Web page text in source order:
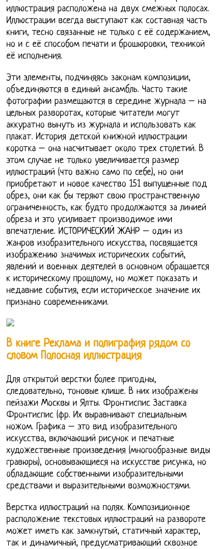
иллюстрация расположена на двух смежных полосах.
Иллюстрации всегда выступают как составная часть
книги, тесно связанные не только с её содержанием,
но и с её способом печати и брошюровки, техникой
её исполнения.
Эти элементы, подчиняясь законам композиции,
объединяются в единый ансамбль. Часто такие
фотографии размещаются в середине журнала – на
цельных разворотах, которые читатели могут
аккуратно вынуть из журнала и использовать как
плакат. История детской книжной иллюстрации
коротка – она насчитывает около трех столетий. В
этом случае не только увеличивается размер
иллюстраций (что важно само по себе), но они
приобретают и новое качество 151 выпущенные под
обрез, они как бы теряют свою пространственную
ограниченность, как будто продолжаются за линией
обреза и это усиливает производимое ими
впечатление. ИСТОРИЧЕСКИЙ ЖАНР – один из
жанров изобразительного искусства, посвящается
изображению значимых исторических событий,
явлений и военных деятелей в основном обращается
к историческому прошлому, но может показать и
недавние события, если историческое значение их
признано современниками.
В книге Реклама и полиграфия рядом со
словом Полосная иллюстрация
Для открытой верстки более пригодны,
следовательно, тоновые клише. В них изображены
пейзажи Москвы и Ялты. Фронтиспис Заставка
Фронтиспис (фр. Их выравнивают специальным
ножом. Графика – это вид изобразительного
искусства, включающий рисунок и печатные
художественные произведения (многообразные виды
гравюры), основывающиеся на искусстве рисунка, но
обладающие собственными изобразительными
средствами и выразительными возможностями.
Верстка иллюстраций на полях. Композиционное
расположение текстовых иллюстраций на развороте
может иметь как замкнутый, статичный характер,
так и динамичный, предусматривающий сквозное